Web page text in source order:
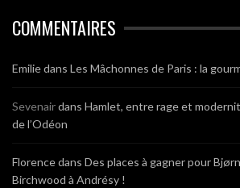
COMMENTAIRES
Emiliedans Les Mâchonnes de Paris : la
Sevenairdans Hamlet, entre rage et
de l’Odéon
Florencedans Des places à gagner pour
Birchwood à Andrésy !